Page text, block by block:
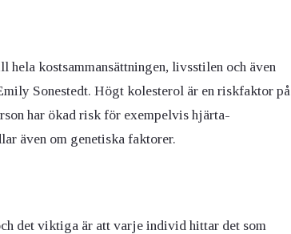
kostsammansättningen, livsstilen och även
Sonestedt. Högt kolesterol är en riskfaktor på
har ökad risk för exempelvis hjärta-
även om genetiska faktorer.
det viktiga är att varje individ hittar det som